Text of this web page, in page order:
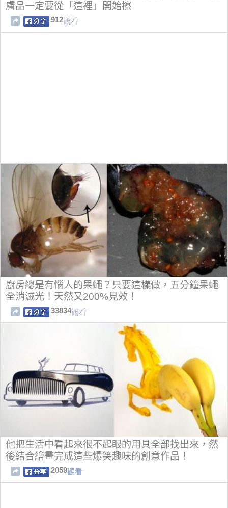
膚品一定要從「這裡」開始擦
912觀看
廚房總是有惱人的果蠅？只要這樣做，五分鐘果蠅
全消滅光！天然又200%見效！
33834觀看
他把生活中看起來很不起眼的用具全部找出來，然
後結合繪畫完成這些爆笑趣味的創意作品！
2059觀看